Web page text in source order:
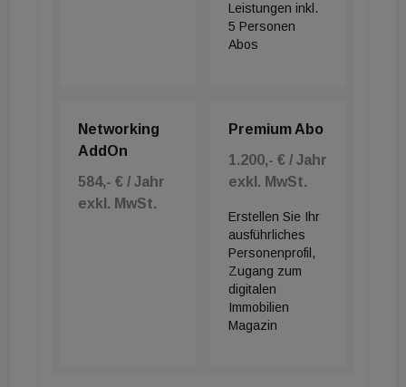
Leistungen inkl.
5 Personen
Abos
Networking
AddOn
584,- € / Jahr
exkl. MwSt.
Premium Abo
1.200,- € / Jahr
exkl. MwSt.
Erstellen Sie Ihr
ausführliches
Personenprofil,
Zugang zum
digitalen
Immobilien
Magazin